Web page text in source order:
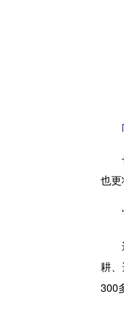
向
长
也更
“
这
耕
300